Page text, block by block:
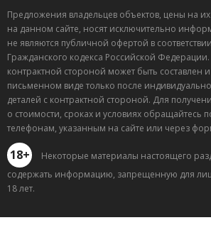
Предложения владельцев объектов, цены на
на данном сайте, носят исключительно
не являются публичной офертой в
Гражданского кодекса Российской
контрактной стороной может быть составлен
письменном виде только после
деталей с контрактной стороной. Для
о стоимости, сроках и условиях обращайтесь
телефонам, указанным на сайте или через
18+
Некоторые материалы настоящего
содержать информацию, запрещенную для
18 лет.